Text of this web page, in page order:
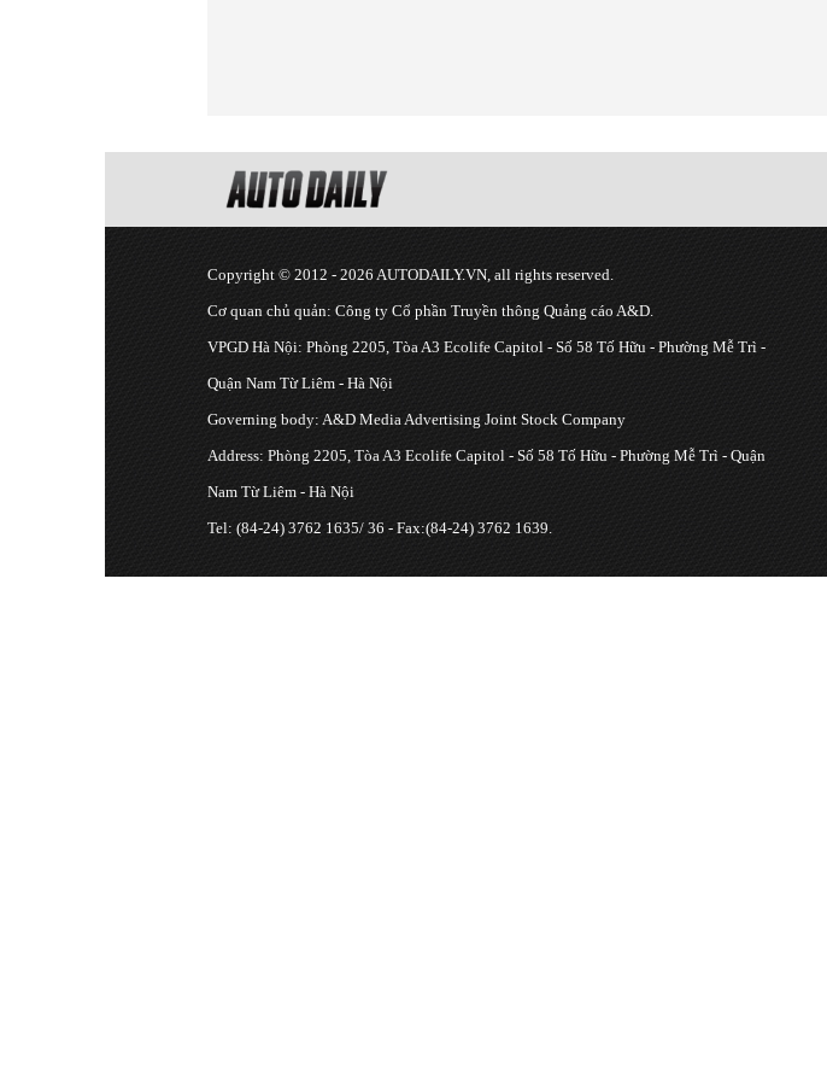
Copyright © 2012 - 2026 AUTODAILY.VN, all rights reserved.
Cơ quan chủ quản: Công ty Cổ phần Truyền thông Quảng cáo A&D.
VPGD Hà Nội: Phòng 2205, Tòa A3 Ecolife Capitol - Số 58 Tố Hữu - Phường Mễ Trì -
Quận Nam Từ Liêm - Hà Nội
Governing body: A&D Media Advertising Joint Stock Company
Address: Phòng 2205, Tòa A3 Ecolife Capitol - Số 58 Tố Hữu - Phường Mễ Trì - Quận
Nam Từ Liêm - Hà Nội
Tel: (84-24) 3762 1635/ 36 - Fax:(84-24) 3762 1639.